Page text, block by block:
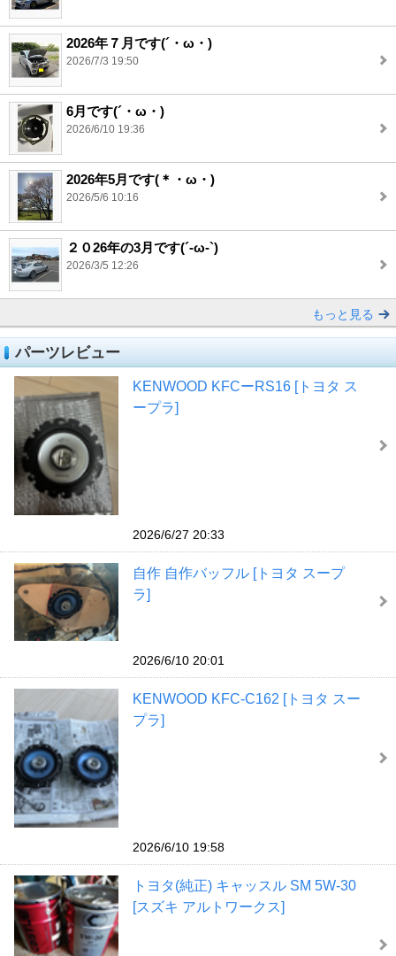
2026年７月です(´・ω・)
2026/7/3 19:50
6月です(´・ω・)
2026/6/10 19:36
2026年5月です(＊・ω・)
2026/5/6 10:16
２０26年の3月です(´-ω-`)
2026/3/5 12:26
もっと見る
パーツレビュー
KENWOOD KFCーRS16 [トヨタ ス
ープラ]
2026/6/27 20:33
自作 自作バッフル [トヨタ スープ
ラ]
2026/6/10 20:01
KENWOOD KFC-C162 [トヨタ スー
プラ]
2026/6/10 19:58
トヨタ(純正) キャッスル SM 5W-30
[スズキ アルトワークス]